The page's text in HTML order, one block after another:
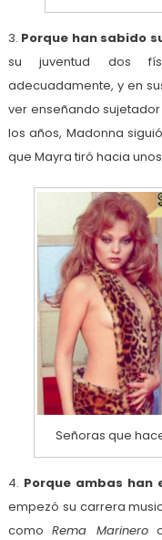
3. Porque han sabido
su juventud dos
adecuadamente, y en
ver enseñando
los años, Madonna
que Mayra tiró hacia
Señoras que
4. Porque ambas
empezó su carrera
comoRema Marinero